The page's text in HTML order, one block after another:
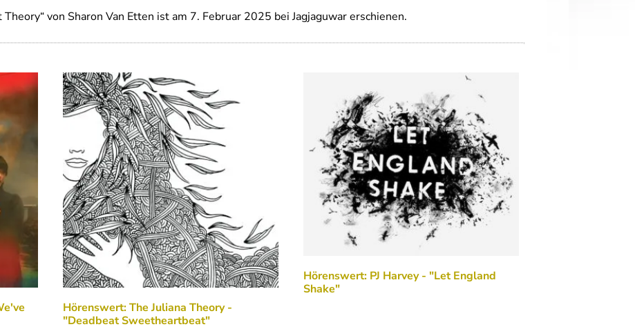
von Sharon Van Etten ist am 7. Februar 2025 bei Jagjaguwar erschienen.
Hörenswert: The Juliana Theory -
"Deadbeat Sweetheartbeat"
Hörenswert: PJ Harvey - "Let England
Shake"